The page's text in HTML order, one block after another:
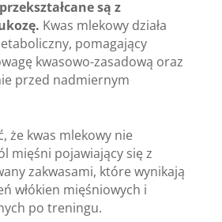
są z
Kwas mlekowy działa
pomagający
kwasowo-zasadową oraz
przed nadmiernym
że kwas mlekowy nie
mięśni pojawiający się z
zakwasami, które wynikają
włókien mięśniowych i
po treningu.